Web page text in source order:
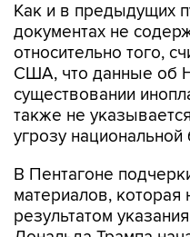
Как и в предыдущих
документах не
относительно того,
США, что данные об
существовании
также не
угрозу
В Пентагоне
материалов, которая
результатом